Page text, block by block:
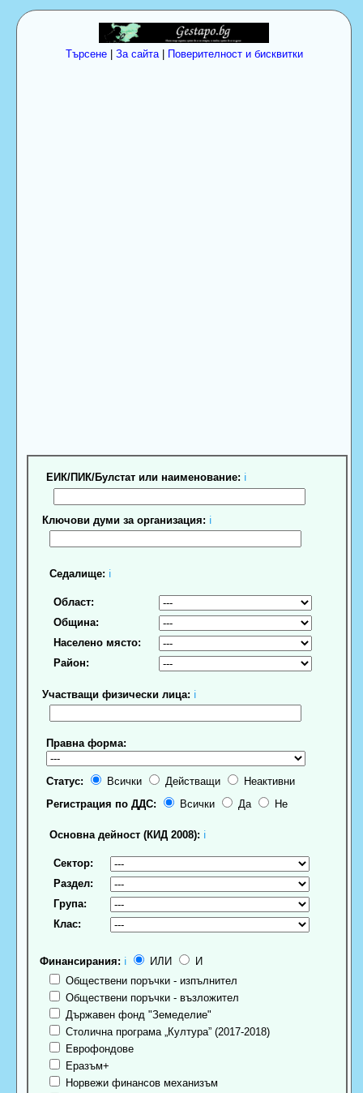
Търсене| За сайта| Поверителност и бисквитки
ЕИК/ПИК/Булстат или наименование: ℹ
Ключови думи за организация: ℹ
Седалище: ℹ
Област:
Община:
Населено място:
Район:
Участващи физически лица: ℹ
Правна форма:
Статус: Всички Действащи
Неактивни
Регистрация по ДДС:
Всички Да Не
Основна дейност (КИД 2008): ℹ
Сектор:
Раздел:
Група:
Клас:
Финансирания: ℹ ИЛИ
И
Обществени поръчки - изпълнител
Обществени поръчки - възложител
Държавен фонд "Земеделие"
Столична програма „Култура” (2017-2018)
Еврофондове
Еразъм+
Норвежи финансов механизъм